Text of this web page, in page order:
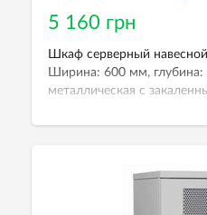
5 160 грн
Шкаф серверный
Ширина: 600 мм,
металлическая с